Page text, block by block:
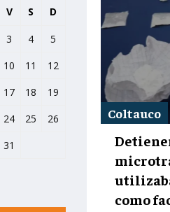
V S D
3 4
5
10 11
12
17 18
19
24 25
26
31
Coltauco
como